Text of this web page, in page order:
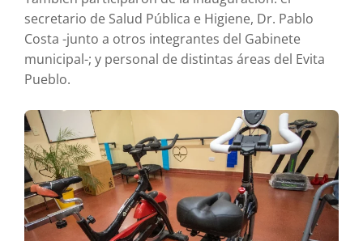
secretario de Salud Pública e Higiene, Dr. Pablo
Costa -junto a otros integrantes del Gabinete
municipal-; y personal de distintas áreas del Evita
Pueblo.